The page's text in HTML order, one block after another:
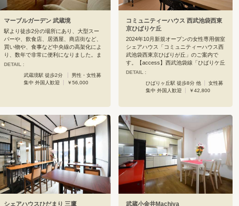
マーブルガーデン 武蔵境
駅より徒歩2分の場所にあり、大型スー
パーや、飲食店、居酒屋、商店街など、
買い物や、食事など中央線の高架化によ
り、数年で非常に便利になりました。ま
た、オーナーさんもお蕎麦屋さんを経営
画を考えて行きたいと思っております。
また、リビングは3階部分へ配置してい
涼みや、日向ぼっこ、BBQなども、楽し
みが出来るのではないでしょうか。
DETAIL :
武蔵境駅 徒歩2分
男性・女性募
集中 外国人歓迎
￥56,000
コミュニティーハウス 西武池袋西東
京ひばりケ丘
2024年10月新規オープンの女性専用個室
シェアハウス「コミュニティーハウス西
武池袋西東京ひばりが丘」のご案内で
す。【access】西武池袋線「ひばりケ丘
駅」より徒歩8分、「東久留米駅」徒歩
35分＞最寄駅から主要駅へのアクセス抜
群！【point】■インターネット無料■も
アハウス。この価格帯ではかなりレアな
条件がそろっている人気物件！早い者勝
ちなので少しでも気になったらぜひお問
い合わせください！【facilities】手軽に
ご入居頂けるように、備品をご用意して
おります。＜共有部分＞コンロ、電子レ
ンジ、オーブントースター、炊飯器2
台、食器各種、シャワールーム1室、洋
式トイレ（温水便座付き）1室、洗濯機1
台＜各人個室＞机、椅子、エアコン、電
明、カーテン、洗濯物干し、冷蔵庫…等
DETAIL :
ひばりヶ丘駅 徒歩8分 他
女性募
集中 外国人歓迎
￥42,800
シェアハウスひだまり 三鷹 武蔵小金井Machiya